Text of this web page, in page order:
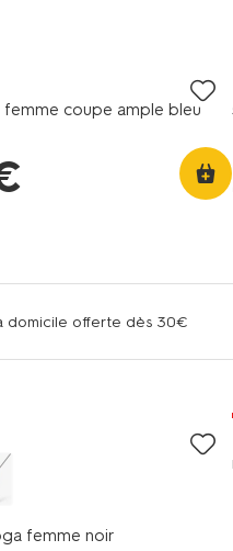
coupe ample bleu
domicile offerte dès 30€
femme noir